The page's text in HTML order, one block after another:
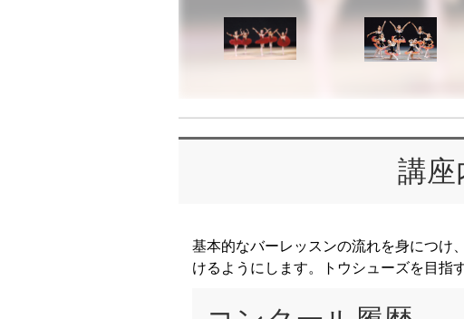
講座
基本的なバーレッスンの流れを身につけ
けるようにします。トウシューズを目指